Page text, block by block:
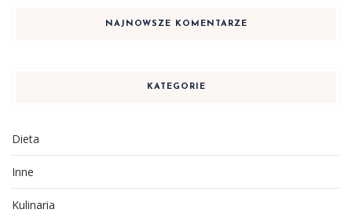
NAJNOWSZE KOMENTARZE
KATEGORIE
Dieta
Inne
Kulinaria